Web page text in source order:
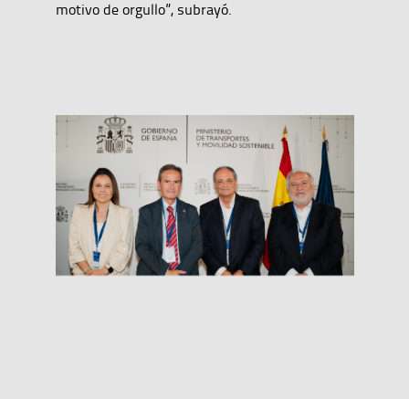
motivo de orgullo”, subrayó.